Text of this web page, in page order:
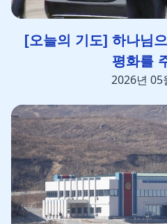
[오늘의 기도] 하나님
평화를
2026년 05